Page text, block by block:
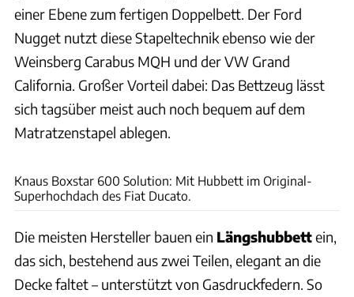
einer Ebene zum fertigen Doppelbett. Der Ford
Nugget nutzt diese Stapeltechnik ebenso wie der
Weinsberg Carabus MQH und der VW Grand
California. Großer Vorteil dabei: Das Bettzeug lässt
sich tagsüber meist auch noch bequem auf dem
Matratzenstapel ablegen.
Knaus Boxstar 600 Solution: Mit Hubbett im Original-
Superhochdach des Fiat Ducato.
Die meisten Hersteller bauen ein Längshubbettein,
das sich, bestehend aus zwei Teilen, elegant an die
Decke faltet – unterstützt von Gasdruckfedern. So